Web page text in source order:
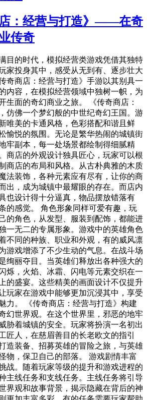
：经营与打造》——在奇
传奇
目的时代，模拟经营类游戏凭借其独特
家投身其中，感受从无到有、逐步壮大
奇商店：经营与打造》手游以其别具一
内容，在模拟经营领域中独树一帜，为
生面的奇幻商业之旅。 《传奇商店：
仿佛一个梦幻般的中世纪奇幻王国。游
唯美的卡通风格，色彩搭配和谐且鲜
愉悦的氛围。无论是繁华热闹的城镇街
牢副本，每一处场景都绘制得细腻精
商店的外观设计独具匠心，玩家可以根
商店的布局和风格。从古朴典雅的木质
法装饰，各种元素应有尽有，让你的商
出，成为城镇中最耀眼的存在。而店内
也设计得十分逼真，物品摆放错落有
的感觉。 角色形象同样可爱有趣，玩
的角色，从发型、服装到配饰，都能进
一无二的专属形象。游戏中的英雄角色
不同的种族、职业和外观，有的威风凛
游戏增添了不少生动的气息。在战斗场
绚丽夺目。当英雄们释放出各种强大的
烁，火焰、冰霜、闪电等元素交织在一
的盛宴。这些精美的画面设计不仅提升
玩家在游戏中能够更加沉浸其中，享受
力。 《传奇商店：经营与打造》构建
幻世界观。在这个世界里，邪恶的地牢
胁着城镇的安全。玩家将扮演一名初出
匠人，在慈眉善目的长老欧文的指引
造装备、招募英雄的冒险之旅，与英雄
物，保卫自己的部落。 游戏剧情丰富
战。随着玩家等级的提升和游戏进程的
主线任务和支线任务。主线任务将引导
界观和故事背景，揭示隐藏在背后的神